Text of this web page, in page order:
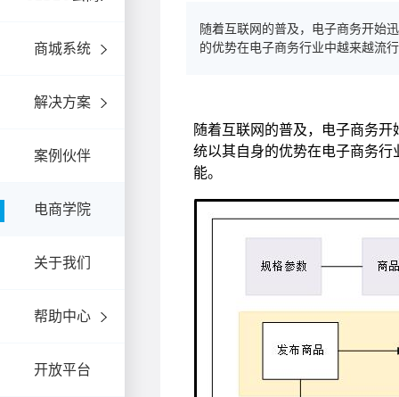
商城系统
解决方案
案例伙伴
电商学院
关于我们
帮助中心
开放平台
随着互联网的普及，电子商务开始
的优势在电子商务行业中越来越流